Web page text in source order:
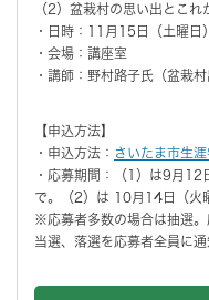
（2）盆栽村の思い出とこれ
・日時：11月15日（土曜
・会場：講座室
・講師：野村路子氏（盆栽村
【申込方法】
・申込方法： さいたま市生
・応募期間：（1）は9月
で。（2）は 10月14日（火
※応募者多数の場合は抽選
当選、落選を応募者全員に通